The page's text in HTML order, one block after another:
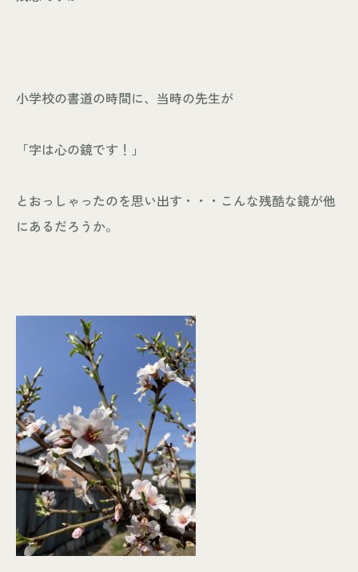
小学校の書道の時間に、当時の先生が
「字は心の鏡です！」
とおっしゃったのを思い出す・・・こんな残酷な鏡が他
にあるだろうか。